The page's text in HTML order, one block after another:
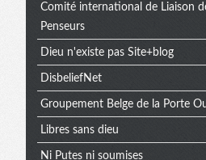
Comité international de Liaison
Penseurs
Dieu n'existe pas Site+blog
DisbeliefNet
Groupement Belge de la Porte
Libres sans dieu
Ni Putes ni soumises